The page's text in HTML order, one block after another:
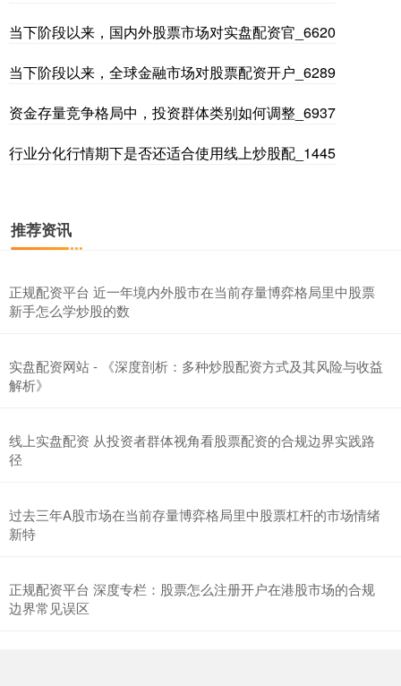
沪深300
创业板指
当下阶段以来，国内外股票市场对实盘配资官_6620
当下阶段以来，全球金融市场对股票配资开户_6289
资金存量竞争格局中，投资群体类别如何调整_6937
行业分化行情期下是否还适合使用线上炒股配_1445
推荐资讯
正规配资平台 近一年境内外股市在当前存量博弈格局里中股票
新手怎么学炒股的数
实盘配资网站 - 《深度剖析：多种炒股配资方式及其风险与收益
解析》
线上实盘配资 从投资者群体视角看股票配资的合规边界实践路
径
过去三年A股市场在当前存量博弈格局里中股票杠杆的市场情绪
新特
正规配资平台 深度专栏：股票怎么注册开户在港股市场的合规
边界常见误区